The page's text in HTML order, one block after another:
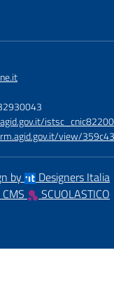
view/
by
Designers Italia
SCUOLASTICO